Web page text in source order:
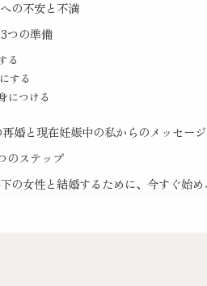
の不安と不満
つの準備
る
する
につける
婚と現在妊娠中の私からのメッセージ
のステップ
の女性と結婚するために、今すぐ始め